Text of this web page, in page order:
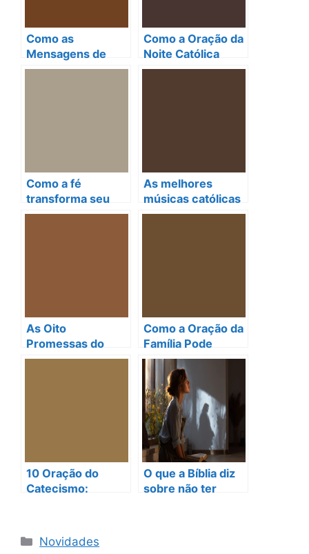
Como as
Mensagens de
Natal Católicas
Como a Oração da
Noite Católica
Transforma Seu
Como a fé
transforma seu
estilo: Vestidos
As melhores
músicas católicas
para tocar seu
As Oito
Promessas do
Casamento
Como a Oração da
Família Pode
Transformar Seu
Lar em um
Santuário de Amor
e Fé
10 Oração do
Catecismo:
Jornada de Fé
O que a Bíblia diz
sobre não ter
Categorias
Novidades